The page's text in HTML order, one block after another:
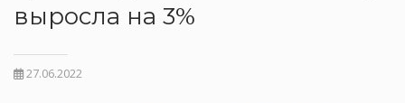
выросла на 3%
27.06.2022